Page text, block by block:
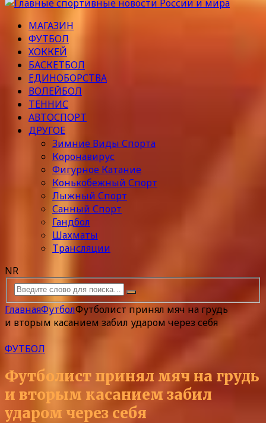
МАГАЗИН
ФУТБОЛ
ХОККЕЙ
БАСКЕТБОЛ
ЕДИНОБОРСТВА
ВОЛЕЙБОЛ
ТЕННИС
АВТОСПОРТ
ДРУГОЕ
Зимние Виды Спорта
Коронавирус
Фигурное Катание
Конькобежный Спорт
Лыжный Спорт
Санный Спорт
Гандбол
Шахматы
Трансляции
NR
ГлавнаяФутболФутболист принял мяч на грудь
и вторым касанием забил ударом через себя
ФУТБОЛ
Футболист принял мяч на грудь
и вторым касанием забил
ударом через себя